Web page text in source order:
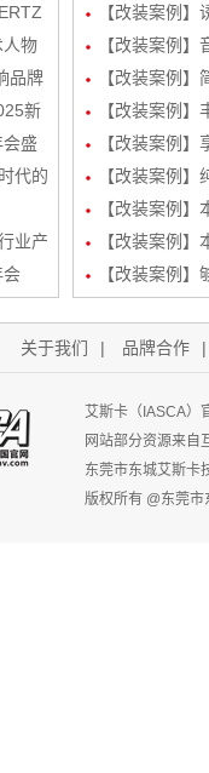
人物
品牌
新
盛
代的
业产
秋
会
波站终极音
【改装案例
自达8升级
【改装案例
级丹拿232
【改装案例
品曼斯特
【改装案例
路DSP处理器
【改装案例
三分频
【改装案例
装
【改装案例
频/6路DSP处
【改装案例
路DSP处理器
【改装案例
关于我们 | 品牌合作
艾斯卡（IASCA）
网站部分资源来自
东莞市东城艾斯卡
版权所有 @东莞